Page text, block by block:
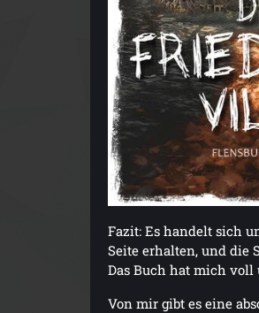
Fazit: Es handelt sich
Seite erhalten, und die
Das Buch hat mich
Von mir gibt es eine